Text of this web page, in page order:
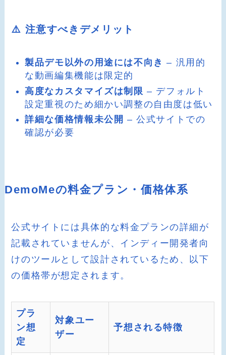
⚠️ 注意すべきデメリット
製品デモ以外の用途には不向き – 汎用的
な動画編集機能は限定的
高度なカスタマイズは制限 – デフォルト
設定重視のため細かい調整の自由度は低い
詳細な価格情報未公開 – 公式サイトでの
確認が必要
DemoMeの料金プラン・価格体系
公式サイトには具体的な料金プランの詳細が
記載されていませんが、インディー開発者向
けのツールとして設計されているため、以下
の価格帯が想定されます。
プラ
ン想
定
対象ユー
ザー
予想される特徴